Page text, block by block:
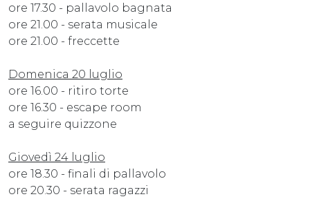
ore 17.30 - pallavolo bagnata
ore 21.00 - serata musicale
ore 21.00 - freccette
Domenica 20 luglio
ore 16.00 - ritiro torte
ore 16.30 - escape room
a seguire quizzone
Giovedì 24 luglio
ore 18.30 - finali di pallavolo
ore 20.30 - serata ragazzi